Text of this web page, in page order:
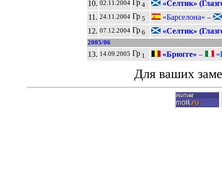
10. 02.11.2004 Гр4
«Селтик»
11. 24.11.2004 Гр5
«Барселона» –
12. 07.12.2004 Гр6 «Селтик»
2005/06
13. 14.09.2005 Гр1 «Брюгге» –
Для ваших